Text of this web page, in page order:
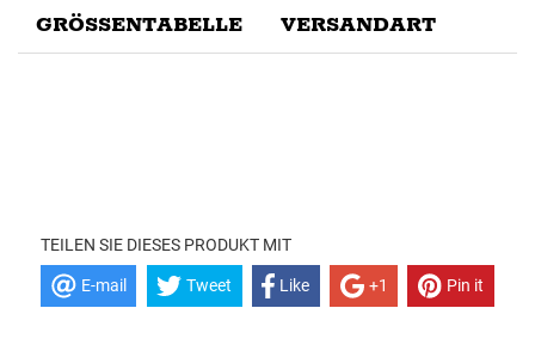
GRÖSSENTABELLE VERSANDART
TEILEN SIE DIESES PRODUKT MIT
E-mail Tweet Like +1 Pin it